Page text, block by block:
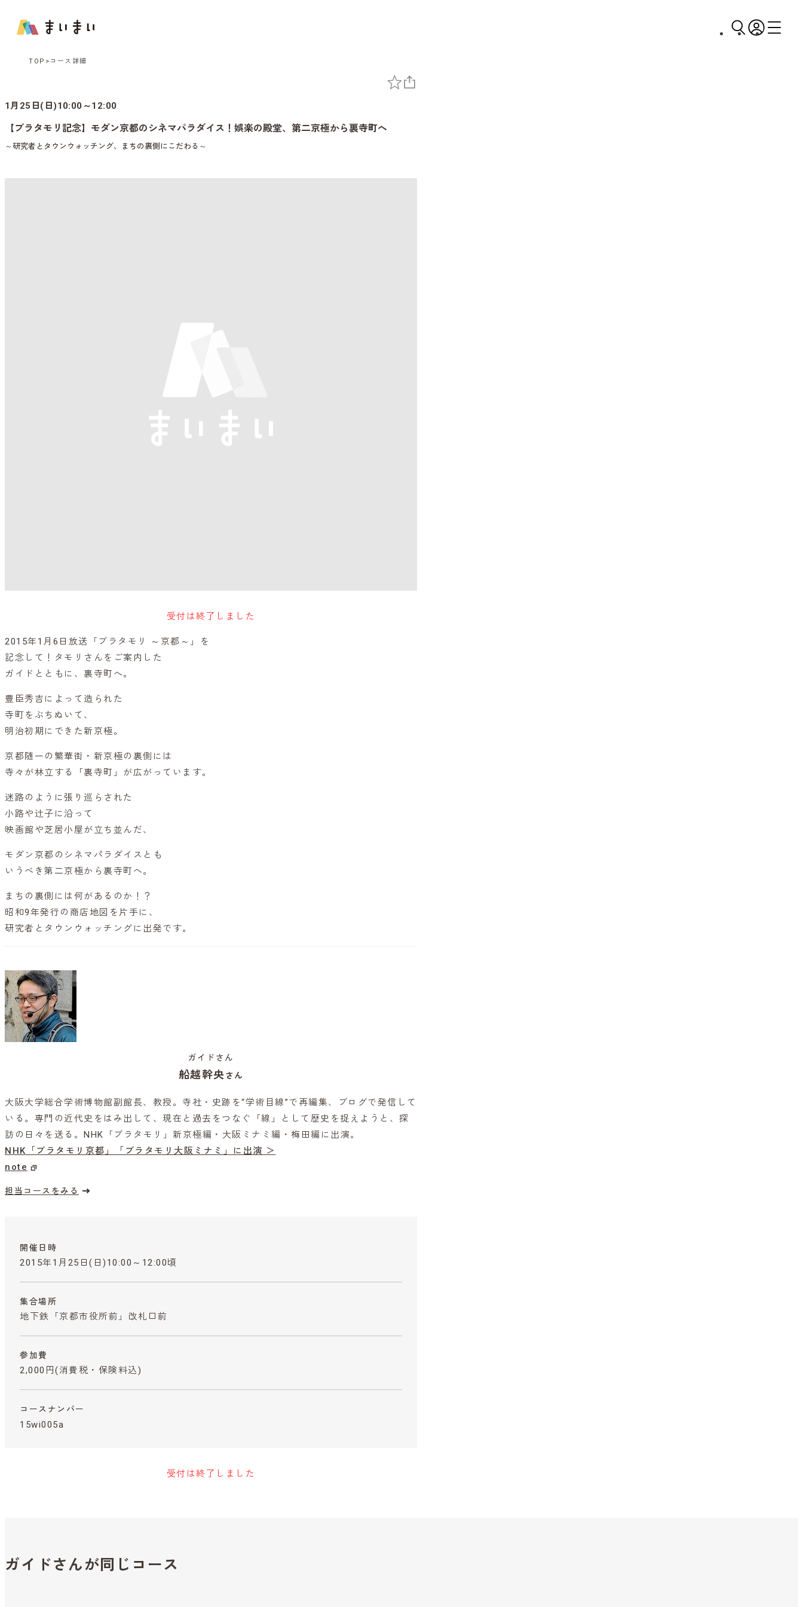
TOP コース詳細
1月25日(日)10:00～12:00
【ブラタモリ記念】モダン京都のシネマパラダイス！娯楽の殿堂、第二京極から裏寺町へ
～研究者とタウンウォッチング、まちの裏側にこだわる～
受付は終了しました
2015年1月6日放送「ブラタモリ ～京都～」を
記念して！タモリさんをご案内した
ガイドとともに、裏寺町へ。
豊臣秀吉によって造られた
寺町をぶちぬいて、
明治初期にできた新京極。
京都随一の繁華街・新京極の裏側には
寺々が林立する「裏寺町」が広がっています。
迷路のように張り巡らされた
小路や辻子に沿って
映画館や芝居小屋が立ち並んだ、
モダン京都のシネマパラダイスとも
いうべき第二京極から裏寺町へ。
まちの裏側には何があるのか！？
昭和9年発行の商店地図を片手に、
研究者とタウンウォッチングに出発です。
ガイドさん
船越幹央さん
大阪大学総合学術博物館副館長、教授。寺社・史跡を“学術目線”で再編集、ブログで発信して
いる。専門の近代史をはみ出して、現在と過去をつなぐ「線」として歴史を捉えようと、探
訪の日々を送る。NHK「ブラタモリ」新京極編・大阪ミナミ編・梅田編に出演。
NHK「ブラタモリ京都」
「ブラタモリ大阪ミナミ」に出演 ＞
note
担当コースをみる
開催日時
2015年1月25日(日)10:00～12:00頃
集合場所
地下鉄「京都市役所前」改札口前
参加費
2,000円 (消費税・保険料込)
コースナンバー
15wi005a
受付は終了しました
ガイドさんが同じコース